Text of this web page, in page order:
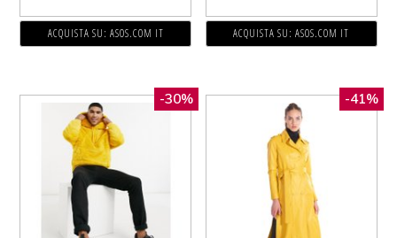
ACQUISTA SU: ASOS.COM IT ACQUISTA SU: ASOS.COM IT
-30% -41%